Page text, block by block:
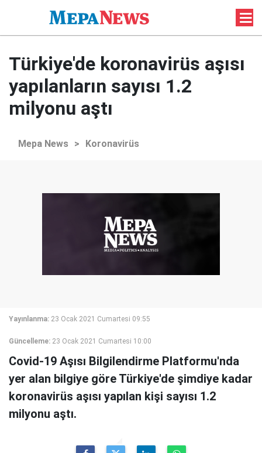
Türkiye'de koronavirüs aşısı
yapılanların sayısı 1.2
milyonu aştı
Mepa News > Koronavirüs
Yayınlanma: 23 Ocak 2021 Cumartesi 09:55
Güncelleme: 23 Ocak 2021 Cumartesi 10:00
Covid-19 Aşısı Bilgilendirme Platformu'nda
yer alan bilgiye göre Türkiye'de şimdiye kadar
koronavirüs aşısı yapılan kişi sayısı 1.2
milyonu aştı.